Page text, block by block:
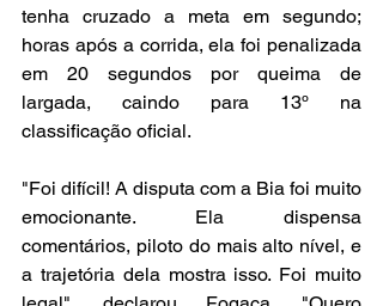
tenha cruzado a meta em segundo;
horas após a corrida, ela foi penalizada
em 20 segundos por queima de
largada, caindo para 13º na
classificação oficial.
"Foi difícil! A disputa com a Bia foi muito
emocionante. Ela dispensa
comentários, piloto do mais alto nível, e
a trajetória dela mostra isso. Foi muito